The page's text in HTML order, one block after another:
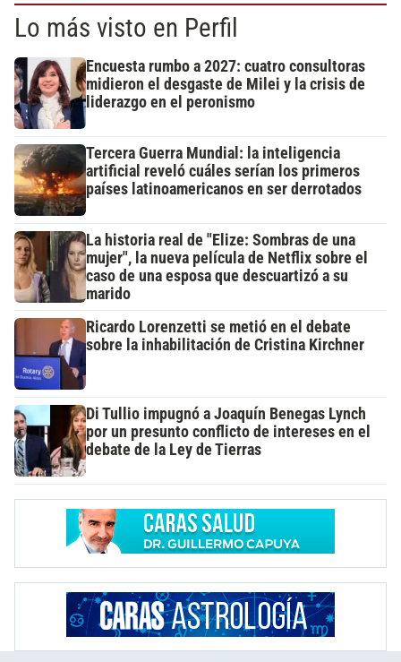
Lo más visto en Perfil
Encuesta rumbo a 2027: cuatro consultoras
midieron el desgaste de Milei y la crisis de
liderazgo en el peronismo
Tercera Guerra Mundial: la inteligencia
artificial reveló cuáles serían los primeros
países latinoamericanos en ser derrotados
La historia real de "Elize: Sombras de una
mujer", la nueva película de Netflix sobre el
caso de una esposa que descuartizó a su
marido
Ricardo Lorenzetti se metió en el debate
sobre la inhabilitación de Cristina Kirchner
Di Tullio impugnó a Joaquín Benegas Lynch
por un presunto conflicto de intereses en el
debate de la Ley de Tierras